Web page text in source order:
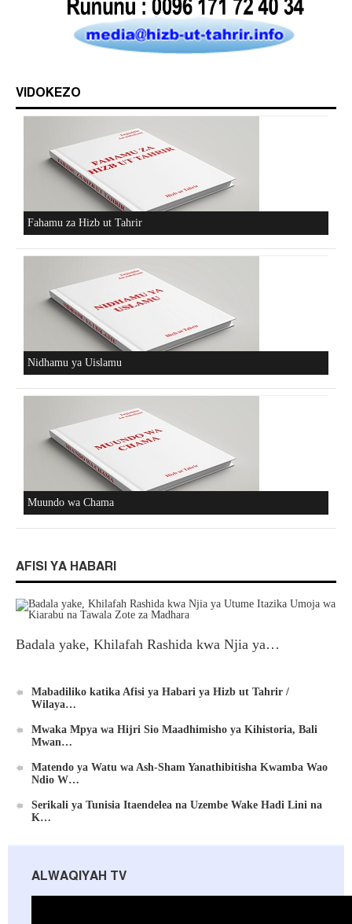
VIDOKEZO
Fahamu za Hizb ut Tahrir
Nidhamu ya Uislamu
Muundo wa Chama
AFISI YA HABARI
Badala yake, Khilafah Rashida kwa Njia ya…
Mabadiliko katika Afisi ya Habari ya Hizb ut Tahrir /
Wilaya…
Mwaka Mpya wa Hijri Sio Maadhimisho ya Kihistoria, Bali
Mwan…
Matendo ya Watu wa Ash-Sham Yanathibitisha Kwamba Wao
Ndio W…
Serikali ya Tunisia Itaendelea na Uzembe Wake Hadi Lini na
K…
ALWAQIYAH TV